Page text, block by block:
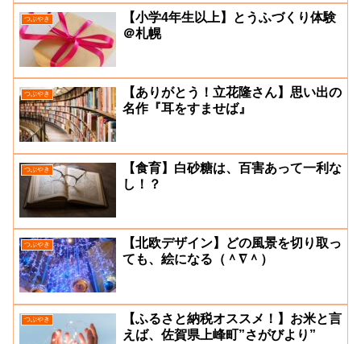
つぶやき
【小学4年生以上】とうふづくり体験
＠札幌
つぶやき
【ありがとう！立花隆さん】思い出の
名作『耳をすませば』
つぶやき
【食育】白砂糖は、百害あって一利な
し！？
つぶやき
【北欧デザイン】どの風景を切り取っ
ても、絵になる（＾∇＾）
つぶやき
【ふるさと納税オススメ！】お米と言
えば、佐賀県上峰町”さがびより”